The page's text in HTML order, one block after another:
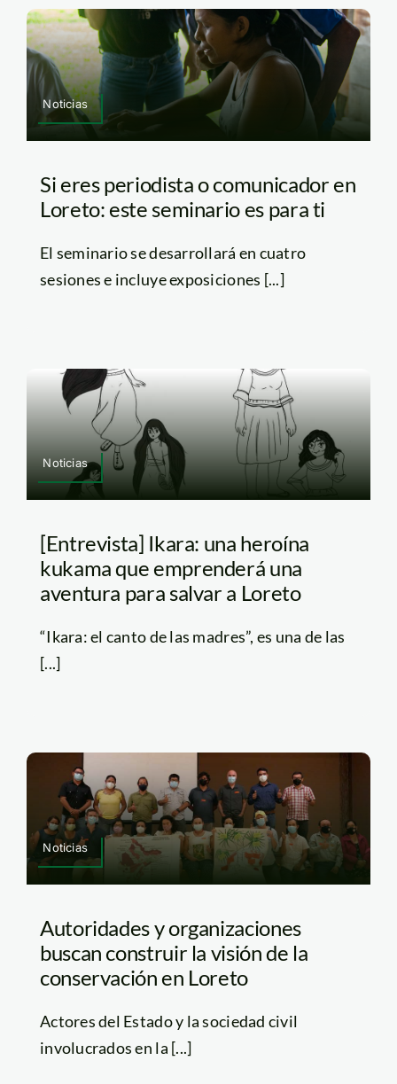
Noticias
Si eres periodista o comunicador en
Loreto: este seminario es para ti
El seminario se desarrollará en cuatro
sesiones e incluye exposiciones [...]
Noticias
[Entrevista] Ikara: una heroína
kukama que emprenderá una
aventura para salvar a Loreto
“Ikara: el canto de las madres”, es una de las
[...]
Noticias
Autoridades y organizaciones
buscan construir la visión de la
conservación en Loreto
Actores del Estado y la sociedad civil
involucrados en la [...]